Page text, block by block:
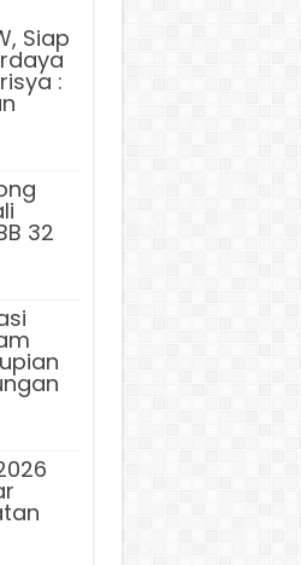
Siap
:
32